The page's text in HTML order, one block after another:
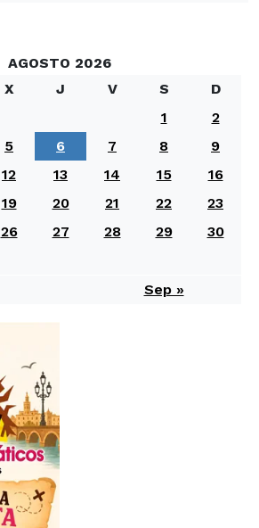
AGOSTO 2026
X J V S
D
1
2
5 6 7 8
9
12 13 14 15
16
19 20 21 22
23
26 27 28 29
30
Sep »